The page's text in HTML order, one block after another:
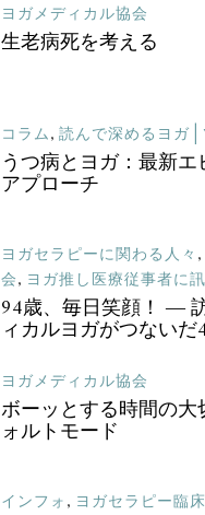
ヨガメディカル協会
生老病死を考える
コラム, 読んで深めるヨガ |
うつ病とヨガ：最新
アプローチ
ヨガセラピーに関わる人々 ,
会, ヨガ推し医療従事者に訊
94歳、毎日笑顔！ ―
ィカルヨガがつない
ヨガメディカル協会
ボーッとする時間の大
ォルトモード
インフォ , ヨガセラピー臨